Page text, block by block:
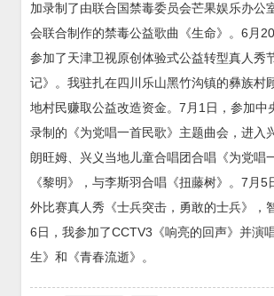
加录制了由联合国禁毒委员会芒果娱乐办公
会联合制作的禁毒公益歌曲《生命》。6月
参加了天津卫视原创体验式公益转型真人秀
记》。我驻扎在四川乐山黑竹沟镇的彝族村
地村民赚取公益改造资金。7月1日，参加中
录制的《为党唱一首民歌》主题曲会，进入
朗旺姆、兴义当地儿童合唱团合唱《为党唱
《黎明》，与李斯羽合唱《扭藤树》。7月5
外比赛真人秀《士兵突击，勇敢的士兵》，
6日，我参加了CCTV3《响亮的回声》并演
生》和《青春流逝》。